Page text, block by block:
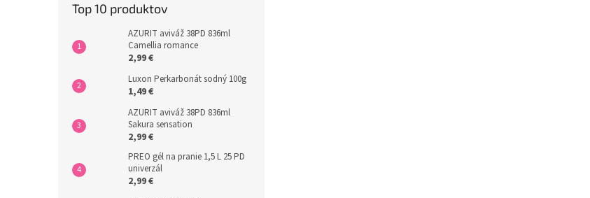
Top 10 produktov
AZURIT aviváž 38PD 836ml
Camellia romance
2,99 €
Luxon Perkarbonát sodný 100g
1,49 €
AZURIT aviváž 38PD 836ml
Sakura sensation
2,99 €
PREO gél na pranie 1,5 L 25 PD
univerzál
2,99 €